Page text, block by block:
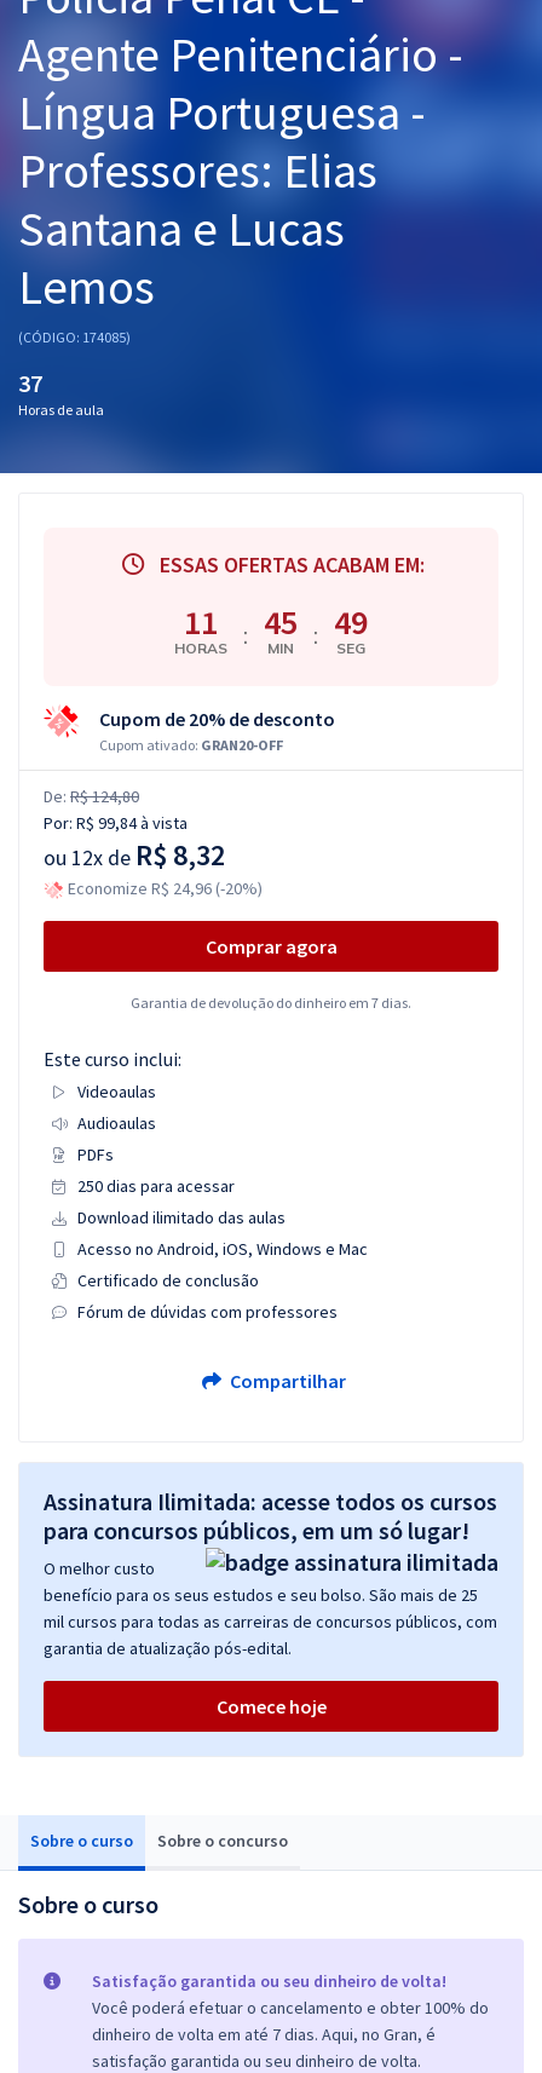
Graduação
Mentorias
Questões grátis
Conteúdo gratuito
Blog
Aprovados
Agente Penitenciário -
Língua Portuguesa -
Professores: Elias
Santana e Lucas
Lemos
(CÓDIGO: 174085)
37
Horas de aula
Sobre o curso Sobre o concurso
Sobre o curso
Satisfação garantida ou seu dinheiro de volta!
Você poderá efetuar o cancelamento e obter 100% do
dinheiro de volta em até 7 dias. Aqui, no Gran, é
satisfação garantida ou seu dinheiro de volta.
ESSAS OFERTAS ACABAM EM:
11
HORAS : 45
MIN : 48
SEG
Cupom de 20% de desconto
Cupom ativado: GRAN20-OFF
De: R$ 124,80
Por: R$ 99,84à vista
ou 12x de R$ 8,32
Economize R$ 24,96 (-20%)
Comprar agora
Garantia de devolução do dinheiro em 7 dias.
Este curso inclui:
Videoaulas
Audioaulas
PDFs
250 dias para acessar
Download ilimitado das aulas
Acesso no Android, iOS, Windows e Mac
Certificado de conclusão
Fórum de dúvidas com professores
Compartilhar
Assinatura Ilimitada: acesse todos os cursos
para concursos públicos, em um só lugar!
O melhor custo
benefício para os seus estudos e seu bolso. São mais de 25
mil cursos para todas as carreiras de concursos públicos, com
garantia de atualização pós-edital.
Comece hoje